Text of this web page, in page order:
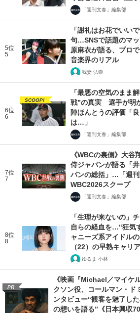
「週刊文春」編集部
5位
5
「謝礼はお花でいい
句…SNSで話題のマ
原麻衣が語る、プロ
音楽界のリアル
我妻 弘崇
6位
6
SCOOP!
「最悪の空気のまま
戦”の真実 選手が明
陣ほんとうの評価「
は…」
「週刊文春」編集部
7位
7
《WBCの裏側》大谷
侍ジャパンが語る「
パンの総括」…「週
WBC2026スクープ
「週刊文春」編集部
8位
8
「生理が来ないの」
自らの経血を…“狂気
ャニーズ系アイドル
（22）の早熟キャリア
ゆるま 小林
PR
《映画『Michael／マイケ
クソン役、コールマン・ド
ンタビュー“観客を魅了し
の想いを語る”《日本興収70